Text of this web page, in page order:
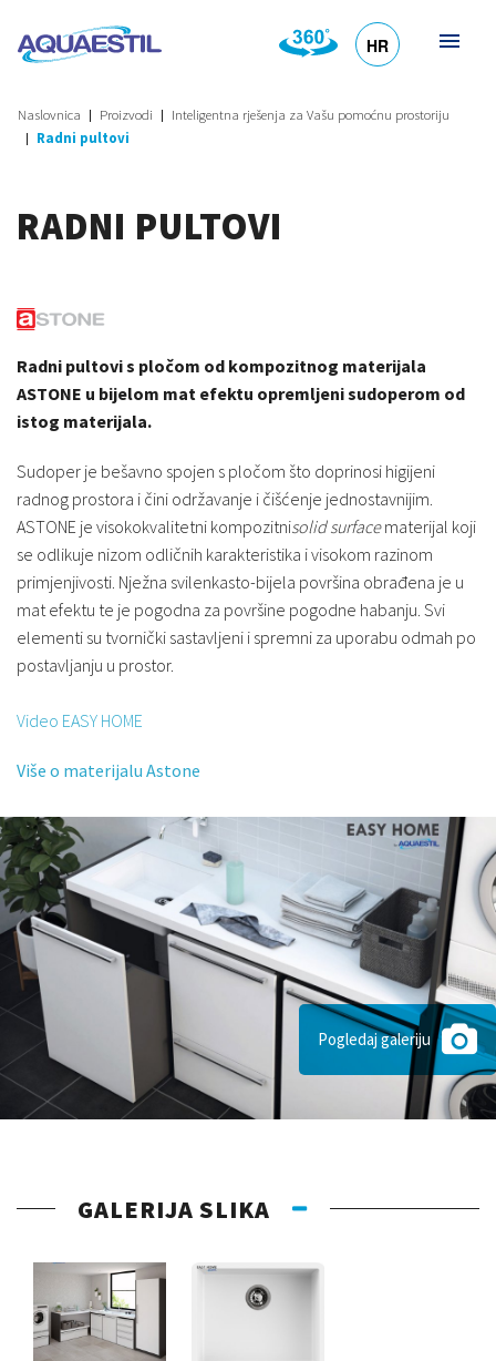
HR
Naslovnica Proizvodi
Inteligentna rješenja za Vašu pomoćnu prostoriju
Radni pultovi
RADNI PULTOVI
Radni pultovi s pločom od kompozitnog materijala
ASTONE u bijelom mat efektu opremljeni sudoperom od
istog materijala.
Sudoper je bešavno spojen s pločom što doprinosi higijeni
radnog prostora i čini održavanje i čišćenje jednostavnijim.
ASTONE je visokokvalitetni kompozitnisolid surfacematerijal koji
se odlikuje nizom odličnih karakteristika i visokom razinom
primjenjivosti. Nježna svilenkasto-bijela površina obrađena je u
mat efektu te je pogodna za površine pogodne habanju. Svi
elementi su tvornički sastavljeni i spremni za uporabu odmah po
postavljanju u prostor.
Video EASY HOME
Više o materijalu Astone
Pogledaj galeriju
GALERIJA SLIKA